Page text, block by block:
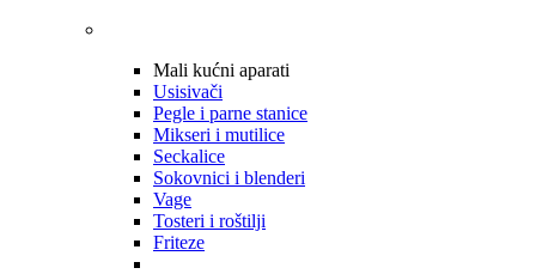
Mali kućni aparati
Usisivači
Pegle i parne stanice
Mikseri i mutilice
Seckalice
Sokovnici i blenderi
Vage
Tosteri i roštilji
Friteze